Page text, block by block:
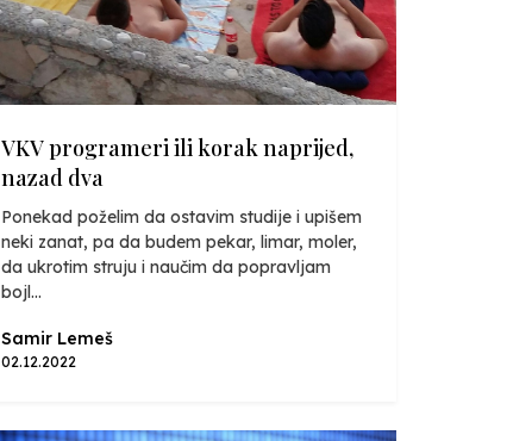
VKV programeri ili korak naprijed,
nazad dva
Ponekad poželim da ostavim studije i upišem
neki zanat, pa da budem pekar, limar, moler,
da ukrotim struju i naučim da popravljam
bojl...
Samir Lemeš
02.12.2022